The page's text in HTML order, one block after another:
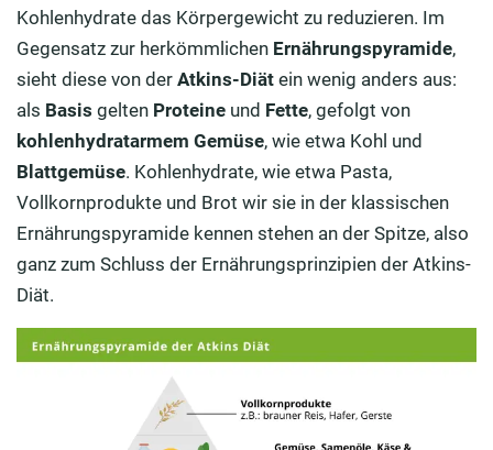
Kohlenhydrate das Körpergewicht zu reduzieren. Im
Gegensatz zur herkömmlichen Ernährungspyramide,
sieht diese von der Atkins-Diät ein wenig anders aus:
als Basis gelten Proteine und Fette, gefolgt von
kohlenhydratarmem Gemüse, wie etwa Kohl und
Blattgemüse. Kohlenhydrate, wie etwa Pasta,
Vollkornprodukte und Brot wir sie in der klassischen
Ernährungspyramide kennen stehen an der Spitze, also
ganz zum Schluss der Ernährungsprinzipien der Atkins-
Diät.